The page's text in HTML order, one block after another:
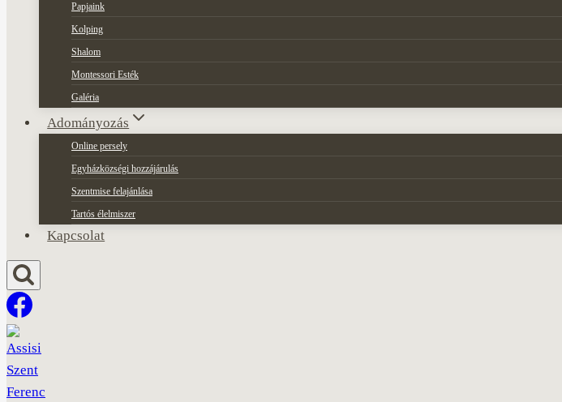
Papjaink
Kolping
Shalom
Montessori Esték
Galéria
Adományozás
Online persely
Egyházközségi hozzájárulás
Szentmise felajánlása
Tartós élelmiszer
Kapcsolat